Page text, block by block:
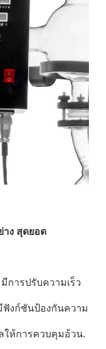
าง สุดยอด
การปรับความเร็ว
ฟังก์ชันป้องกันความ
ให้การควบคุมอ้วน.